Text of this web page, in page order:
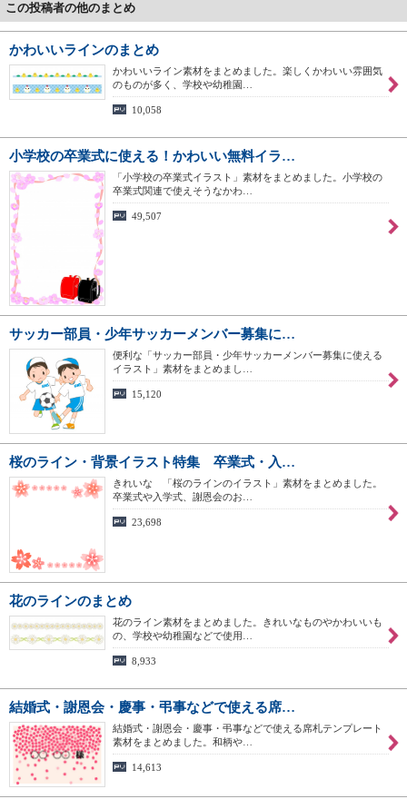
この投稿者の他のまとめ
かわいいラインのまとめ
かわいいライン素材をまとめました。楽しくかわいい雰囲気
のものが多く、学校や幼稚園…
10,058
小学校の卒業式に使える！かわいい無料イラ…
「小学校の卒業式イラスト」素材をまとめました。小学校の
卒業式関連で使えそうなかわ…
49,507
サッカー部員・少年サッカーメンバー募集に…
便利な「サッカー部員・少年サッカーメンバー募集に使える
イラスト」素材をまとめまし…
15,120
桜のライン・背景イラスト特集 卒業式・入…
きれいな 「桜のラインのイラスト」素材をまとめました。
卒業式や入学式、謝恩会のお…
23,698
花のラインのまとめ
花のライン素材をまとめました。きれいなものやかわいいも
の、学校や幼稚園などで使用…
8,933
結婚式・謝恩会・慶事・弔事などで使える席…
結婚式・謝恩会・慶事・弔事などで使える席札テンプレート
素材をまとめました。和柄や…
14,613